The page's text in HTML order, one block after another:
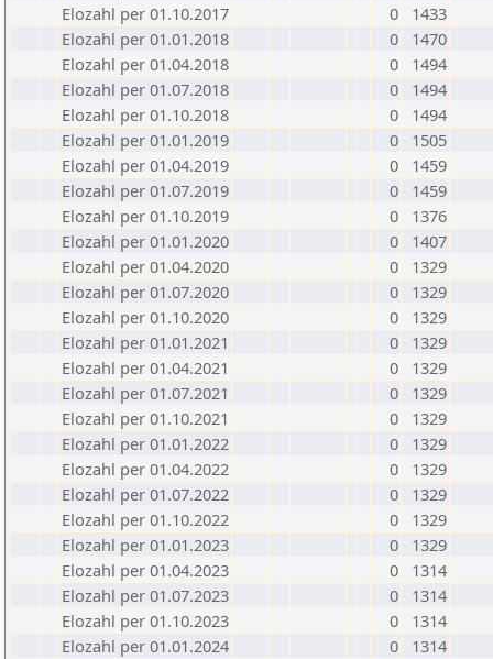
Elozahl per 01.10.2017
0
1433
Elozahl per 01.01.2018
0
1470
Elozahl per 01.04.2018
0
1494
Elozahl per 01.07.2018
0
1494
Elozahl per 01.10.2018
0
1494
Elozahl per 01.01.2019
0
1505
Elozahl per 01.04.2019
0
1459
Elozahl per 01.07.2019
0
1459
Elozahl per 01.10.2019
0
1376
Elozahl per 01.01.2020
0
1407
Elozahl per 01.04.2020
0
1329
Elozahl per 01.07.2020
0
1329
Elozahl per 01.10.2020
0
1329
Elozahl per 01.01.2021
0
1329
Elozahl per 01.04.2021
0
1329
Elozahl per 01.07.2021
0
1329
Elozahl per 01.10.2021
0
1329
Elozahl per 01.01.2022
0
1329
Elozahl per 01.04.2022
0
1329
Elozahl per 01.07.2022
0
1329
Elozahl per 01.10.2022
0
1329
Elozahl per 01.01.2023
0
1329
Elozahl per 01.04.2023
0
1314
Elozahl per 01.07.2023
0
1314
Elozahl per 01.10.2023
0
1314
Elozahl per 01.01.2024
0
1314